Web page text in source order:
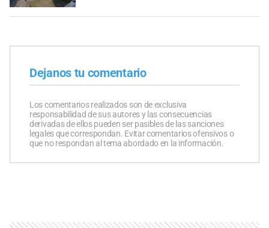
Dejanos tu comentario
Los comentarios realizados son de exclusiva
responsabilidad de sus autores y las consecuencias
derivadas de ellos pueden ser pasibles de las sanciones
legales que correspondan. Evitar comentarios ofensivos o
que no respondan al tema abordado en la información.